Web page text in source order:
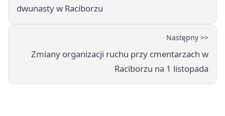
dwunasty w Raciborzu
Następny >>
Zmiany organizacji ruchu przy cmentarzach w
Raciborzu na 1 listopada